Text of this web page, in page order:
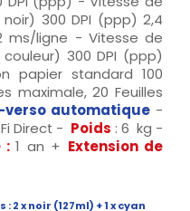
300 DPI (ppp) 2,4
ms/ligne - Vitesse de
300 DPI (ppp)
papier standard 100
maximale, 20 Feuilles
verso automatique -
Direct - Poids : 6 kg -
: 1 an + Extension de
2 x noir (127ml) + 1 x cyan